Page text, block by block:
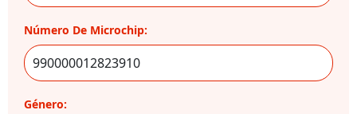
Número De Microchip:
Género: